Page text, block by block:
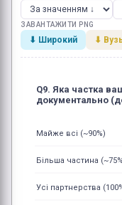
ЗАВАНТАЖИТИ PNG
⬇ Широкий ⬇
Майже всі (~90%)
Більша частина
Усі партнерства
Q9. Яка частка
документально